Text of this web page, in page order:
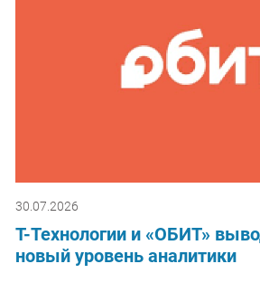
30.07.2026
Т-Технологии и «ОБИТ»
новый уровень аналитики